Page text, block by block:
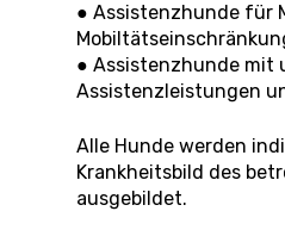
● Assistenzhunde für
● Assistenzhunde mit
Assistenzleistungen
Alle Hunde werden
Krankheitsbild des
ausgebildet.